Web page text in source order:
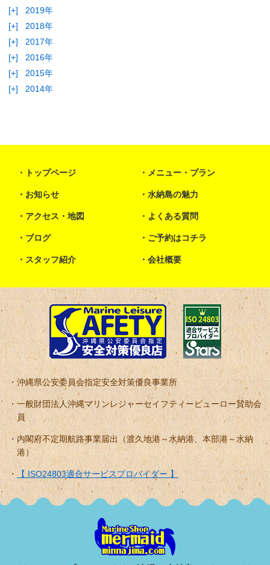
[+]
2019年
[+]
2018年
[+]
2017年
[+]
2016年
[+]
2015年
[+]
2014年
トップページ メニュー・プラン
お知らせ 水納島の魅力
アクセス・地図 よくある質問
ブログ ご予約はコチラ
スタッフ紹介 会社概要
沖縄県公安委員会指定安全対策優良事業所
一般財団法人沖縄マリンレジャーセイフティービューロー賛助会
員
内閣府不定期航路事業届出（渡久地港～水納港、本部港～水納
港）
【 ISO24803適合サービスプロバイダー 】